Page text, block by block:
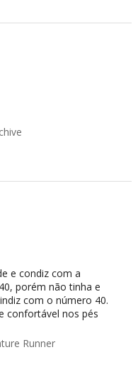
e condiz com a
porém não tinha e
com o número 40.
confortável nos pés
Runner